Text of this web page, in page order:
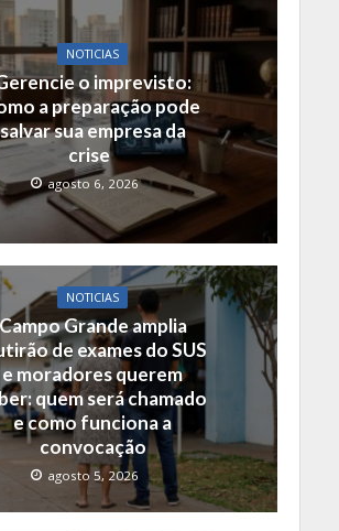
NOTICIAS
o imprevisto:
a preparação pode
salvar sua empresa da
crise
agosto 6, 2026
NOTICIAS
Grande amplia
de exames do SUS
e moradores querem
quem será chamado
e como funciona a
convocação
agosto 5, 2026